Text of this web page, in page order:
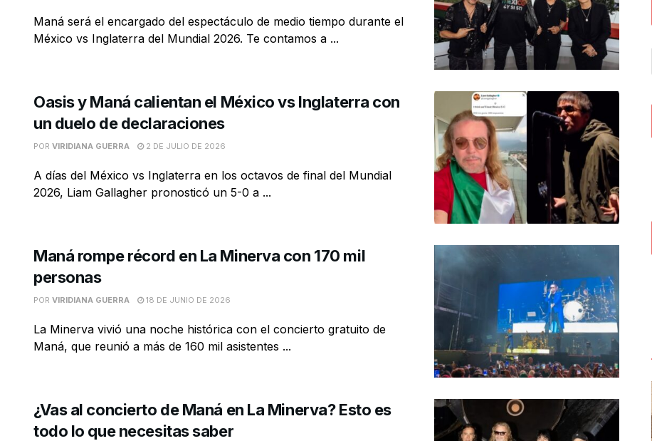
Maná será el encargado del espectáculo de medio tiempo durante el
México vs Inglaterra del Mundial 2026. Te contamos a ...
Oasis y Maná calientan el México vs Inglaterra con
un duelo de declaraciones
POR VIRIDIANA GUERRA 2 DE JULIO DE 2026
A días del México vs Inglaterra en los octavos de final del Mundial
2026, Liam Gallagher pronosticó un 5-0 a ...
Maná rompe récord en La Minerva con 170 mil
personas
POR VIRIDIANA GUERRA 18 DE JUNIO DE 2026
La Minerva vivió una noche histórica con el concierto gratuito de
Maná, que reunió a más de 160 mil asistentes ...
¿Vas al concierto de Maná en La Minerva? Esto es
todo lo que necesitas saber